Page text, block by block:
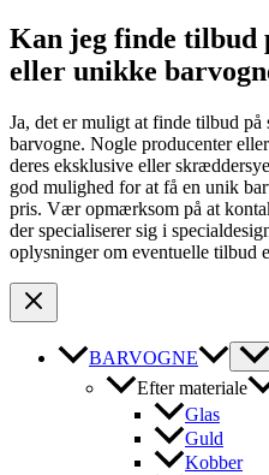
Kan jeg finde tilbud
eller unikke
Ja, det er muligt at finde tilbud på
barvogne. Nogle producenter
deres eksklusive eller
god mulighed for at få en unik
pris. Vær opmærksom på at
der specialiserer sig i
oplysninger om eventuelle tilbud
BARVOGNE
Efter materiale
Glas
Guld
Kobber